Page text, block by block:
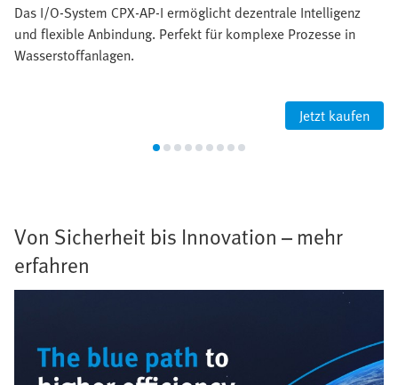
Das I/O-System CPX-AP-I ermöglicht dezentrale Intelligenz
und flexible Anbindung. Perfekt für komplexe Prozesse in
Wasserstoffanlagen.
Jetzt kaufen
Von Sicherheit bis Innovation – mehr
erfahren